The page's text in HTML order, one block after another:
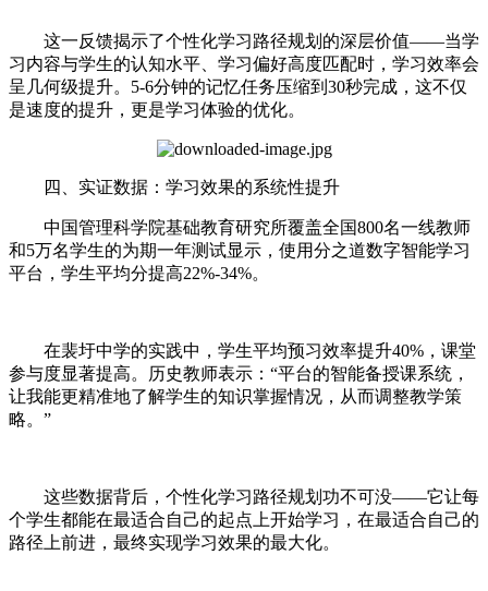
这一反馈揭示了个性化学习路径规划的深层价值——当学
习内容与学生的认知水平、学习偏好高度匹配时，学习效率会
呈几何级提升。5-6分钟的记忆任务压缩到30秒完成，这不仅
是速度的提升，更是学习体验的优化。
四、实证数据：学习效果的系统性提升
中国管理科学院基础教育研究所覆盖全国800名一线教师
和5万名学生的为期一年测试显示，使用分之道数字智能学习
平台，学生平均分提高22%-34%。
在裴圩中学的实践中，学生平均预习效率提升40%，课堂
参与度显著提高。历史教师表示：“平台的智能备授课系统，
让我能更精准地了解学生的知识掌握情况，从而调整教学策
略。”
这些数据背后，个性化学习路径规划功不可没——它让每
个学生都能在最适合自己的起点上开始学习，在最适合自己的
路径上前进，最终实现学习效果的最大化。